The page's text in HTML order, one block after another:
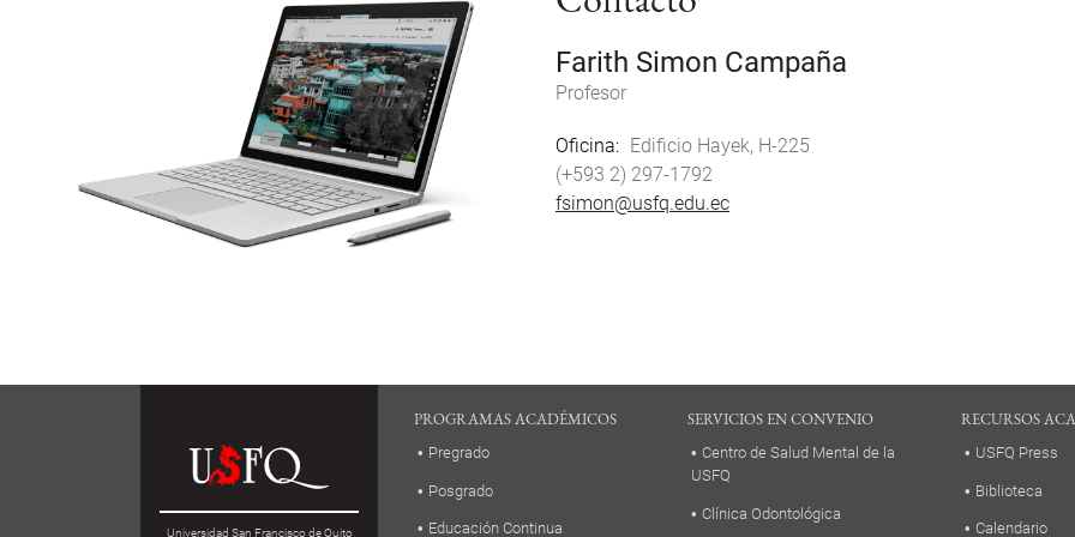
Farith Simon Campaña
Profesor
Oficina
Edificio Hayek, H-225
(+593 2) 297-1792
fsimon@usfq.edu.ec
Universidad San Francisco de Quito
PROGRAMAS ACADÉMICOS
Pregrado
Posgrado
Educación Continua
SERVICIOS EN CONVENIO
Centro de Salud Mental de la
USFQ
Clínica Odontológica
RECURSOS
USFQ Press
Biblioteca
Calendario